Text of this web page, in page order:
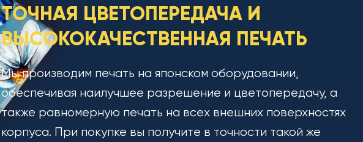
ТОЧНАЯ ЦВЕТОПЕРЕДАЧА И
ВЫСОКОКАЧЕСТВЕННАЯ ПЕЧАТЬ
Мы производим печать на японском оборудовании,
обеспечивая наилучшее разрешение и цветопередачу, а
также равномерную печать на всех внешних поверхностях
корпуса. При покупке вы получите в точности такой же